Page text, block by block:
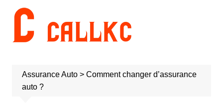
contenu
Assurance Auto> Comment changer d’assurance
auto ?